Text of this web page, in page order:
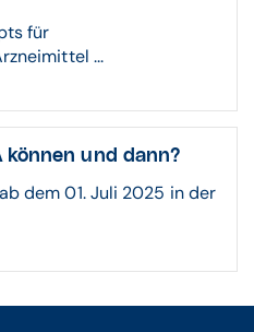
für
...
können und dann?
dem 01. Juli 2025 in der